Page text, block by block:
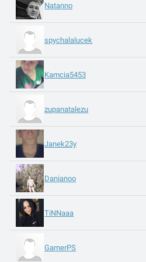
Natanno
spychalalucek
Kamcia5453
zupanatalezu
Janek23y
Danianoo
TiNNaaa
GamerPS